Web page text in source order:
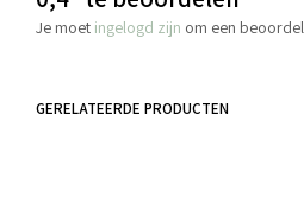
Je moet ingelogd zijn om een
GERELATEERDE PRODUCTEN